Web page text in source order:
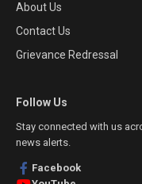
About Us
Contact Us
Grievance Redressal
Follow Us
Stay connected with us
news alerts.
Facebook